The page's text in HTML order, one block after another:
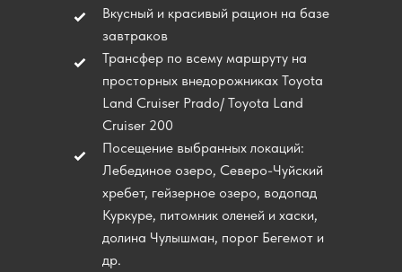
Вкусный и красивый рацион на базе
завтраков
Трансфер по всему маршруту на
просторных внедорожниках Toyota
Land Cruiser Prado/ Toyota Land
Cruiser 200
Посещение выбранных локаций:
Лебединое озеро, Северо-Чуйский
хребет, гейзерное озеро, водопад
Куркуре, питомник оленей и хаски,
долина Чулышман, порог Бегемот и
др.